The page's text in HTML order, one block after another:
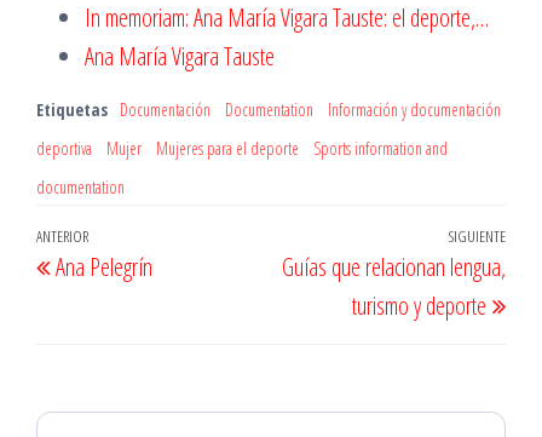
In memoriam: Ana María Vigara Tauste: el deporte,…
Ana María Vigara Tauste
Etiquetas Documentación Documentation
Información y documentación
deportiva
Mujer Mujeres para el deporte
Sports information and
documentation
Navegación
de
Entrada
anterior
ANTERIOR
Ana Pelegrín
SIGUIENTE
Guías que relacionan lengua,
turismo y deporte